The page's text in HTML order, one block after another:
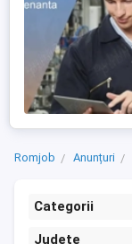
Romjob Anunțuri
Categorii
Județe